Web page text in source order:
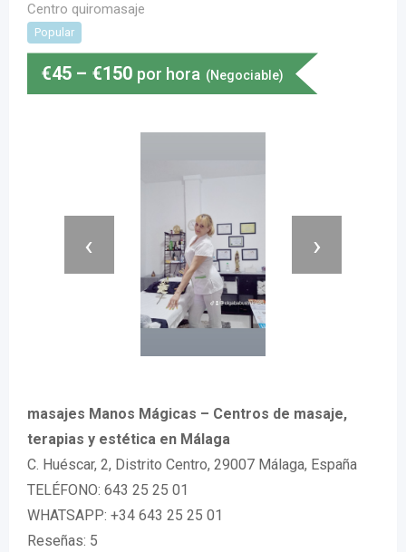
Centro quiromasaje
Popular
€45 – €150 por hora (Negociable)
‹ ›
masajes Manos Mágicas – Centros de masaje,
terapias y estética en Málaga
C. Huéscar, 2, Distrito Centro, 29007 Málaga, España
TELÉFONO: 643 25 25 01
WHATSAPP: +34 643 25 25 01
Reseñas: 5